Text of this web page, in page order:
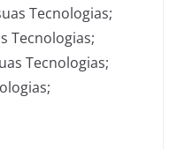
Tecnologias;
Tecnologias;
Tecnologias;